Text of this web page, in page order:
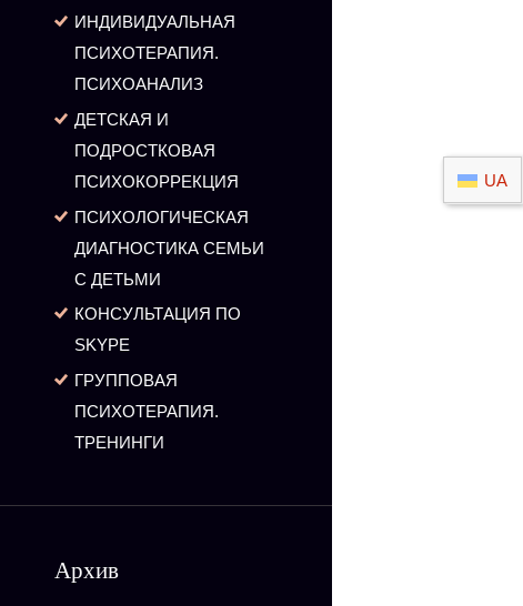
ИНДИВИДУАЛЬНАЯ
ПСИХОТЕРАПИЯ.
ПСИХОАНАЛИЗ
ДЕТСКАЯ И
ПОДРОСТКОВАЯ
ПСИХОКОРРЕКЦИЯ
ПСИХОЛОГИЧЕСКАЯ
ДИАГНОСТИКА СЕМЬИ
С ДЕТЬМИ
КОНСУЛЬТАЦИЯ ПО
SKYPE
ГРУППОВАЯ
ПСИХОТЕРАПИЯ.
ТРЕНИНГИ
Архив
UA